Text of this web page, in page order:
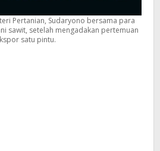
Pertanian, Sudaryono bersama para
sawit, setelah mengadakan pertemuan
satu pintu.